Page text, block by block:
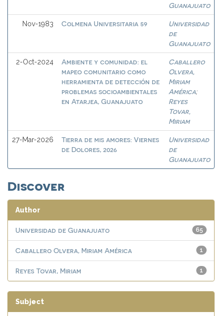
Guanajuato
Nov-1983 Colmena Universitaria 59
Universidad
de
Guanajuato
2-Oct-2024
Ambiente y comunidad: el
mapeo comunitario como
herramienta de detección de
problemas socioambientales
en Atarjea, Guanajuato
Caballero
Olvera,
Miriam
América;
Reyes
Tovar,
Miriam
27-Mar-2026
Tierra de mis amores: Viernes
de Dolores, 2026
Universidad
de
Guanajuato
Discover
Author
65
Universidad de Guanajuato
1
Caballero Olvera, Miriam América
1
Reyes Tovar, Miriam
Subject